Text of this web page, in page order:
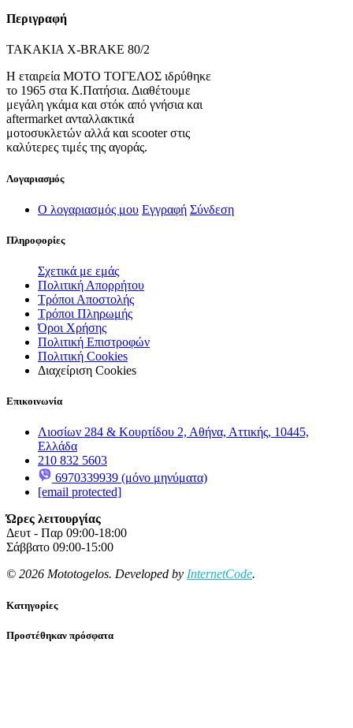
Περιγραφή
ΤΑΚΑΚΙΑ X-BRAKE 80/2
Η εταιρεία ΜΟΤΟ ΤΟΓΕΛΟΣ ιδρύθηκε
το 1965 στα Κ.Πατήσια. Διαθέτουμε
μεγάλη γκάμα και στόκ από γνήσια και
aftermarket ανταλλακτικά
μοτοσυκλετών αλλά και scooter στις
καλύτερες τιμές της αγοράς.
Λογαριασμός
Ο λογαριασμός μου Εγγραφή Σύνδεση
Πληροφορίες
Σχετικά με εμάς
Πολιτική Απορρήτου
Τρόποι Αποστολής
Τρόποι Πληρωμής
Όροι Χρήσης
Πολιτική Επιστροφών
Πολιτική Cookies
Διαχείριση Cookies
Επικοινωνία
Λιοσίων 284 & Κουρτίδου 2, Αθήνα, Αττικής, 10445,
Ελλάδα
210 832 5603
6970339939 (μόνο μηνύματα)
[email protected]
Ώρες λειτουργίας
Δευτ - Παρ 09:00-18:00
Σάββατο 09:00-15:00
© 2026 Mototogelos. Developed by InternetCode.
Κατηγορίες
Προστέθηκαν πρόσφατα